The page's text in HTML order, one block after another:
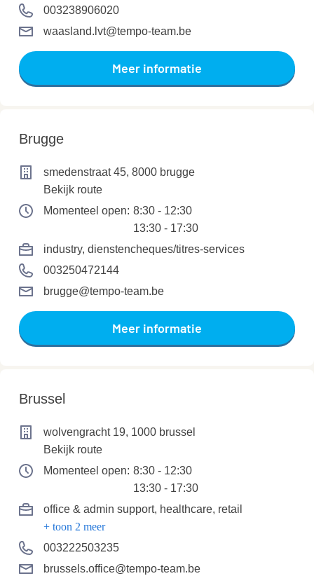
003238906020
waasland.lvt@tempo-team.be
Meer informatie
Brugge
smedenstraat 45, 8000 brugge
Bekijk route
Momenteel open: 8:30 - 12:30
13:30 - 17:30
industry, dienstencheques/titres-services
003250472144
brugge@tempo-team.be
Meer informatie
Brussel
wolvengracht 19, 1000 brussel
Bekijk route
Momenteel open: 8:30 - 12:30
13:30 - 17:30
office & admin support, healthcare, retail
+ toon 2 meer
003222503235
brussels.office@tempo-team.be